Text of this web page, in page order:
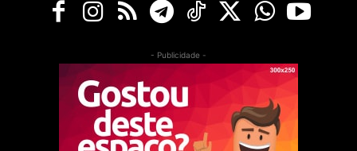
- Publicidade -